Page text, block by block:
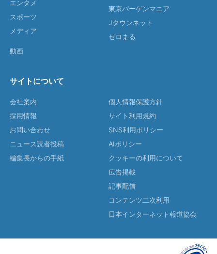
エンタメ
スポーツ
メディア
動画
東京バーゲンマニア
Jタウンネット
ゼロまる
サイトについて
会社案内
採用情報
お問い合わせ
ニュース読者投稿
編集長からの手紙
個人情報保護方針
サイト利用規約
SNS利用ポリシー
AIポリシー
クッキーの利用について
広告掲載
記事配信
コンテンツ二次利用
日本インターネット報道協会